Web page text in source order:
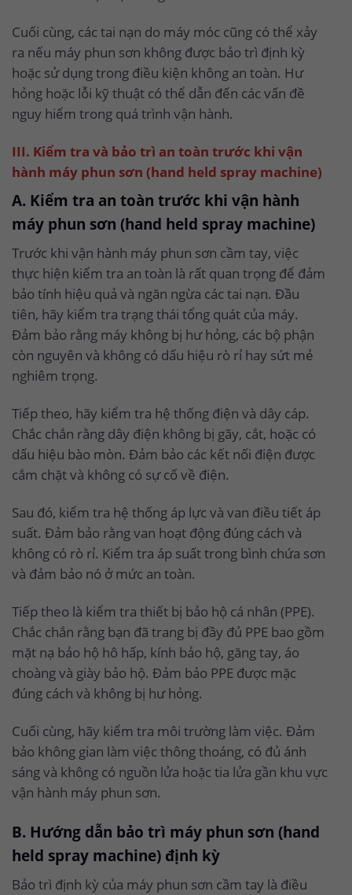
Cuối cùng, các tai nạn do máy móc cũng có thể xảy
ra nếu máy phun sơn không được bảo trì định kỳ
hoặc sử dụng trong điều kiện không an toàn. Hư
hỏng hoặc lỗi kỹ thuật có thể dẫn đến các vấn đề
nguy hiểm trong quá trình vận hành.
III. Kiểm tra và bảo trì an toàn trước khi vận
hành máy phun sơn (hand held spray machine)
A. Kiểm tra an toàn trước khi vận hành
máy phun sơn (hand held spray machine)
Trước khi vận hành máy phun sơn cầm tay, việc
thực hiện kiểm tra an toàn là rất quan trọng để đảm
bảo tính hiệu quả và ngăn ngừa các tai nạn. Đầu
tiên, hãy kiểm tra trạng thái tổng quát của máy.
Đảm bảo rằng máy không bị hư hỏng, các bộ phận
còn nguyên và không có dấu hiệu rò rỉ hay sứt mẻ
nghiêm trọng.
Tiếp theo, hãy kiểm tra hệ thống điện và dây cáp.
Chắc chắn rằng dây điện không bị gãy, cắt, hoặc có
dấu hiệu bào mòn. Đảm bảo các kết nối điện được
cắm chặt và không có sự cố về điện.
Sau đó, kiểm tra hệ thống áp lực và van điều tiết áp
suất. Đảm bảo rằng van hoạt động đúng cách và
không có rò rỉ. Kiểm tra áp suất trong bình chứa sơn
và đảm bảo nó ở mức an toàn.
Tiếp theo là kiểm tra thiết bị bảo hộ cá nhân (PPE).
Chắc chắn rằng bạn đã trang bị đầy đủ PPE bao gồm
mặt nạ bảo hộ hô hấp, kính bảo hộ, găng tay, áo
choàng và giày bảo hộ. Đảm bảo PPE được mặc
đúng cách và không bị hư hỏng.
Cuối cùng, hãy kiểm tra môi trường làm việc. Đảm
bảo không gian làm việc thông thoáng, có đủ ánh
sáng và không có nguồn lửa hoặc tia lửa gần khu vực
vận hành máy phun sơn.
B. Hướng dẫn bảo trì máy phun sơn (hand
held spray machine) định kỳ
Bảo trì định kỳ của máy phun sơn cầm tay là điều